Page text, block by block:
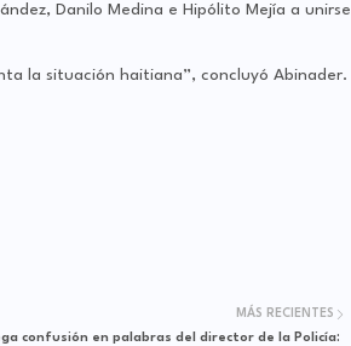
Danilo Medina e Hipólito Mejía a unirse
la situación haitiana”, concluyó Abinader.
MÁS RECIENTES
confusión en palabras del director de la Policía: